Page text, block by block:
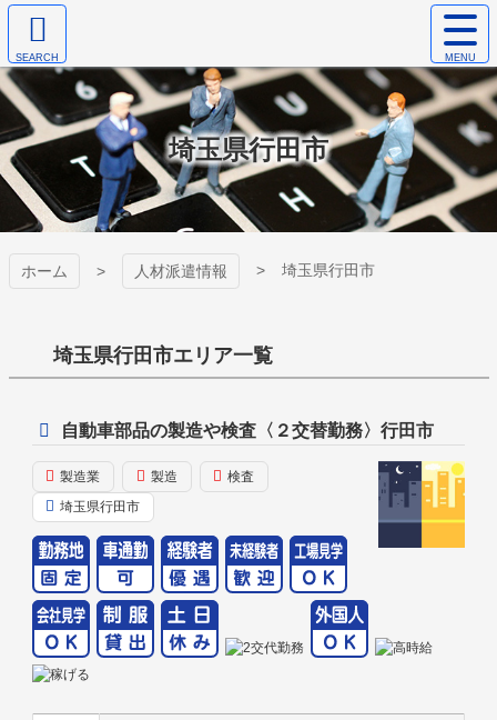
コ
テ
ン
ツ
本
文
へ
ス
埼玉県行田市
ホーム 人材派遣情報 埼玉県行田市
埼玉県行田市エリア一覧
自動車部品の製造や検査〈２交替勤務〉行田市
製造業 製造
検査
埼玉県行田市
ヤマトセイコー
株式会社
検
エ
リ
ア
を
開
く
サ
イ
ト
メ
ニ
ュ
ー
を
開
く